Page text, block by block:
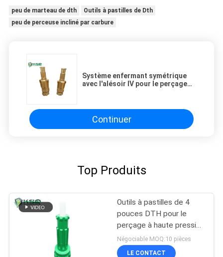
peu de marteau de dth
Outils à pastilles de Dth
peu de perceuse incliné par carbure
Système enfermant symétrique
avec l'alésoir IV pour le perçage
Continuer
Top Produits
Outils à pastilles de 4
pouces DTH pour le
perçage à haute pression
de puits d'eau du
marteau DHD340
Négociable MOQ:10 pièces
LE CONTACT